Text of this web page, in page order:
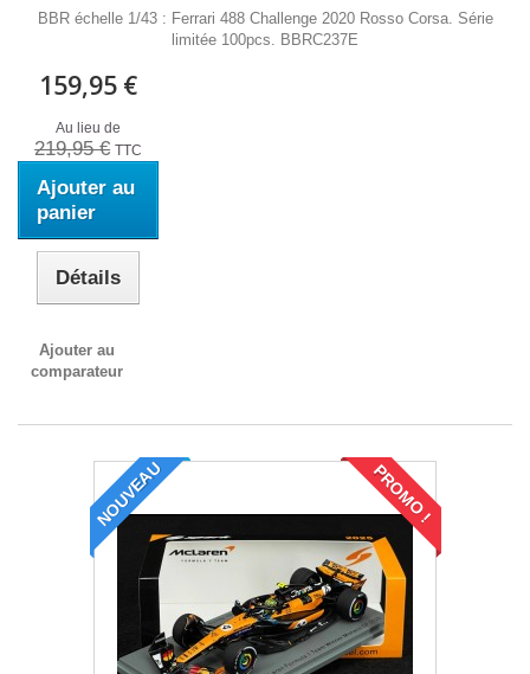
BBR échelle 1/43 : Ferrari 488 Challenge 2020 Rosso Corsa. Série
limitée 100pcs. BBRC237E
159,95 €
Au lieu de
219,95 € TTC
Ajouter au
panier
Détails
Ajouter au
comparateur
NOUVEAU PROMO !